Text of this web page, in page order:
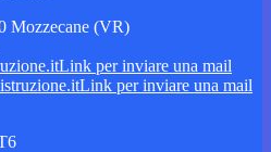
Mozzecane (VR)
Link per inviare una mail
Link per inviare una mail